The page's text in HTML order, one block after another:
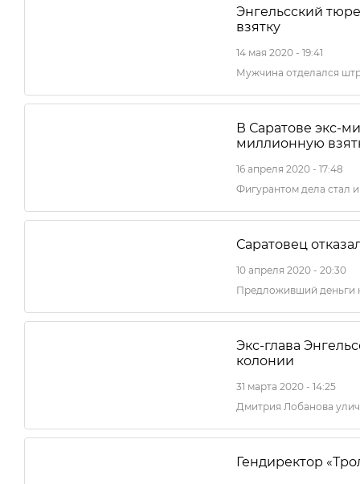
Энгельсский
взятку
14 мая 2020 - 19:41
Мужчина отделался
В Саратове экс-
миллионную
16 апреля 2020 - 17:48
Фигурантом дела стал
Саратовец
10 апреля 2020 - 20:30
Предложивший деньги
Экс-глава
колонии
31 марта 2020 - 14:25
Дмитрия Лобанова
Гендиректор